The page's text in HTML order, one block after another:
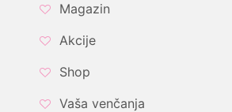
Magazin
Akcije
Shop
Vaša venčanja